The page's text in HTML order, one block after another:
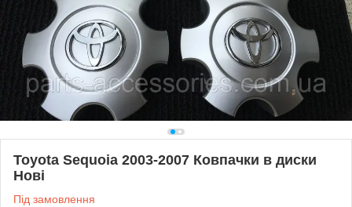
Toyota Sequoia 2003-2007 Ковпачки в диски
Нові
Під замовлення